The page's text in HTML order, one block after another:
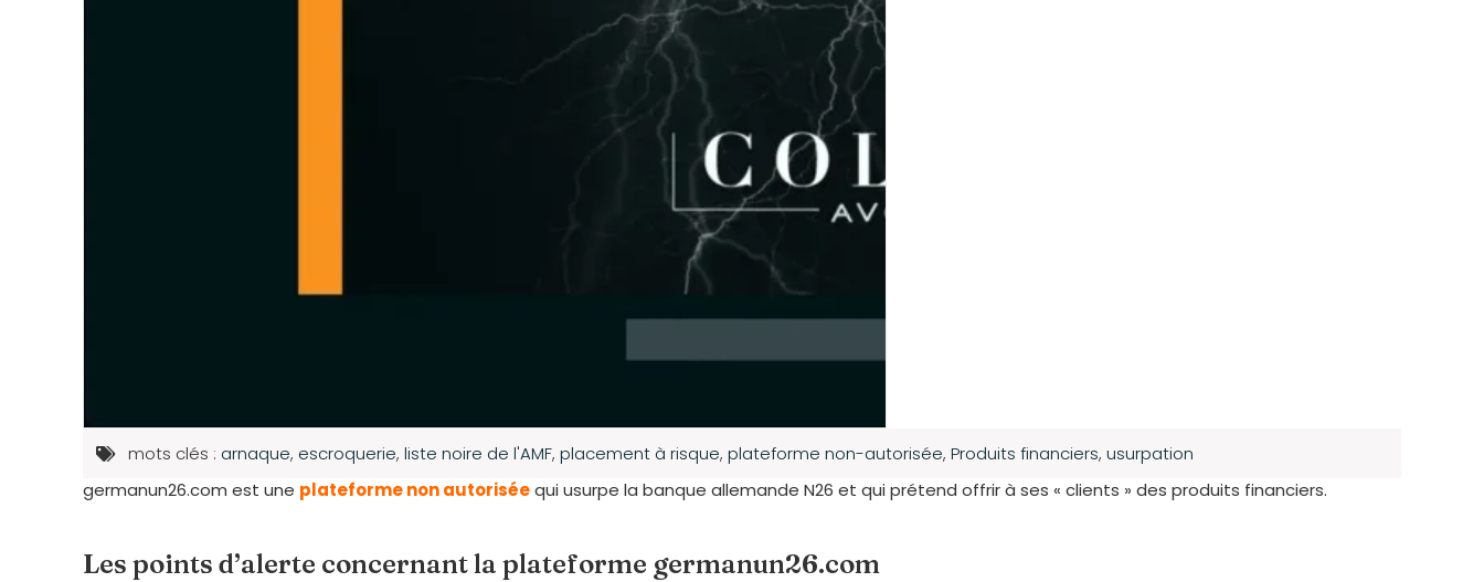
mots clés : arnaque, escroquerie, liste noire de l'AMF, placement à risque, plateforme non-autorisée, Produits financiers, usurpation
germanun26.com est une plateforme non autoriséequi usurpe la banque allemande N26 et qui prétend offrir à ses « clients » des produits financiers.
Les points d’alerte concernant la plateforme germanun26.com